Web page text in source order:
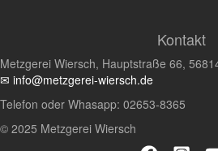
Kontakt
Metzgerei Wiersch, Hauptstraße 66,
✉ info@metzgerei-wiersch.de
Telefon oder Whasapp: 02653-8365
© 2025 Metzgerei Wiersch